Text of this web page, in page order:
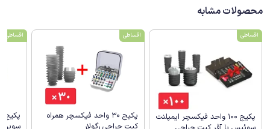
محصولات مشابه
اقساطی
پکیج 100 واحد فیکسچر ایمپلنت
اقساطی
پکیج 30 واحد فیکسچر همراه
کیت جراحی رگولار
اقساطی